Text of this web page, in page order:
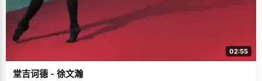
02:55
堂吉诃德 - 徐文瀚